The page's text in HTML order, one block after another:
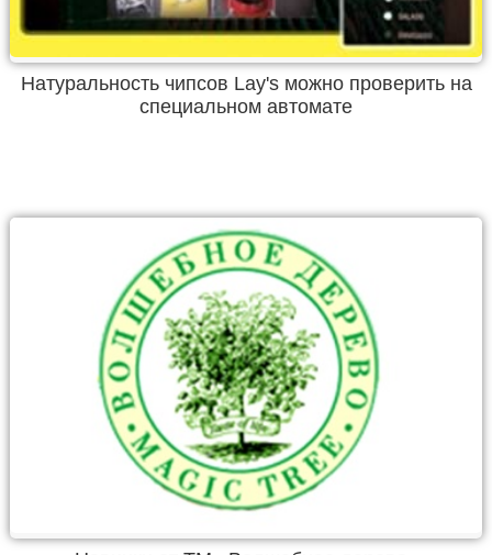
Натуральность чипсов Lay's можно проверить на
специальном автомате